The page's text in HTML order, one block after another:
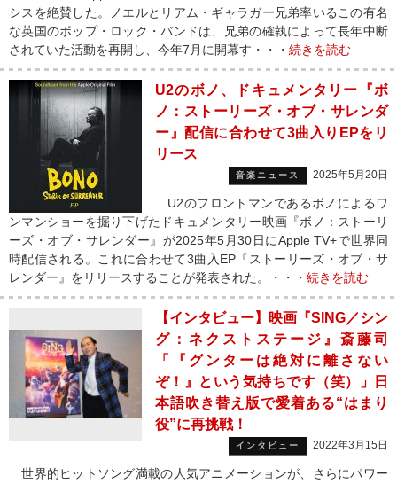
シスを絶賛した。ノエルとリアム・ギャラガー兄弟率いるこの有名
な英国のポップ・ロック・バンドは、兄弟の確執によって長年中断
されていた活動を再開し、今年7月に開幕す・・・ 続きを読む
U2のボノ、ドキュメンタリー『ボ
ノ：ストーリーズ・オブ・サレンダ
ー』配信に合わせて3曲入りEPをリ
リース
音楽ニュース 2025年5月20日
U2のフロントマンであるボノによるワ
ンマンショーを掘り下げたドキュメンタリー映画『ボノ：ストーリ
ーズ・オブ・サレンダー』が2025年5月30日にApple TV+で世界同
時配信される。これに合わせて3曲入EP『ストーリーズ・オブ・サ
レンダー』をリリースすることが発表された。・・・ 続きを読む
【インタビュー】映画『SING／シン
グ：ネクストステージ』斎藤司
「『グンターは絶対に離さない
ぞ！』という気持ちです（笑）」日
本語吹き替え版で愛着ある“はまり
役”に再挑戦！
インタビュー 2022年3月15日
世界的ヒットソング満載の人気アニメーションが、さらにパワー